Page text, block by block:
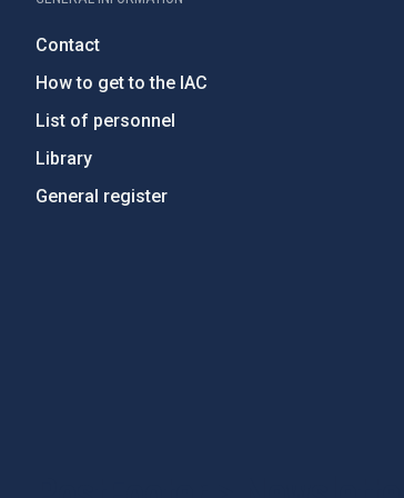
Contact
How to get to the IAC
List of personnel
Library
General register